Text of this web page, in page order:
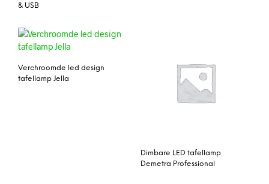
& USB
Verchroomde led design
tafellamp Jella
Dimbare LED tafellamp
Demetra Professional